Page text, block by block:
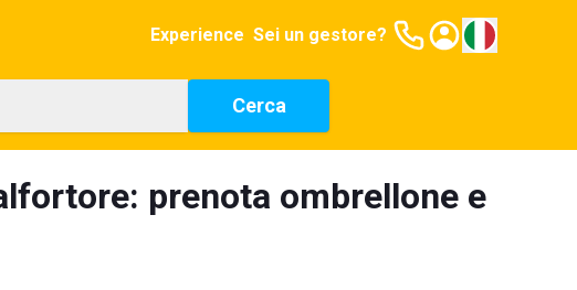
Experience Sei un gestore?
Cerca
prenota ombrellone e